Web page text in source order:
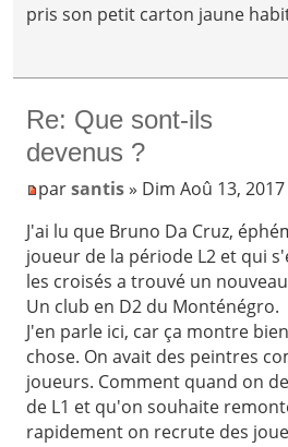
pris son petit carton jaune
Re: Que sont-ils
devenus ?
parsantis» Dim Aoû 13,
J'ai lu que Bruno Da Cruz,
joueur de la période L2 et qui
les croisés a trouvé un
Un club en D2 du Monténégro.
J'en parle ici, car ça montre
chose. On avait des peintres
joueurs. Comment quand on
de L1 et qu'on souhaite
rapidement on recrute des